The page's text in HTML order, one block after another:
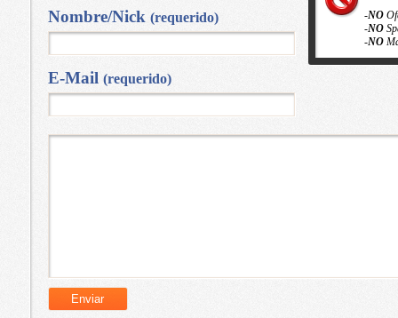
-NO
-NO
-NO
Nombre/Nick (requerido)
E-Mail (requerido)